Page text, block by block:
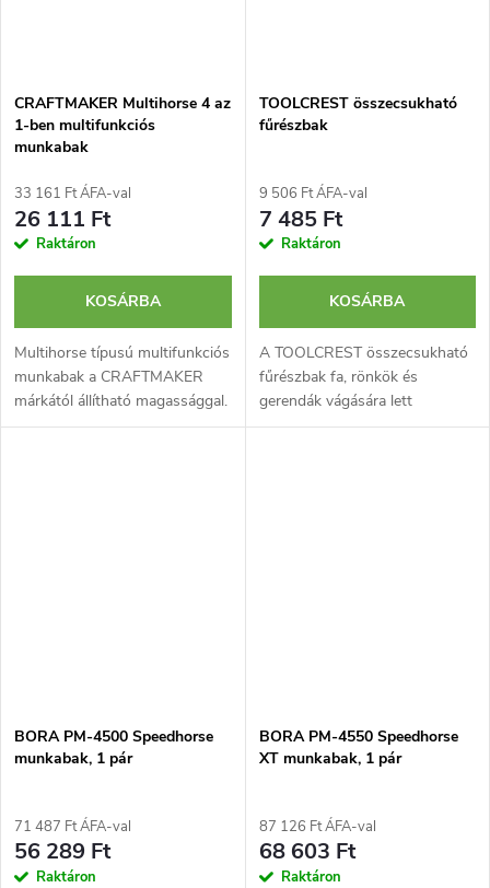
CRAFTMAKER Multihorse 4 az
1-ben multifunkciós
munkabak
33 161 Ft ÁFA-val
26 111 Ft
Raktáron
KOSÁRBA
Multihorse típusú multifunkciós
munkabak a CRAFTMAKER
márkától állítható magassággal.
4 az 1-ben funkció: klasszikus
TOOLCREST összecsukható
fűrészbak
9 506 Ft ÁFA-val
7 485 Ft
Raktáron
KOSÁRBA
A TOOLCREST összecsukható
fűrészbak fa, rönkök és
gerendák vágására lett
tervezve. Horganyzott acélból
BORA PM-4500 Speedhorse
munkabak, 1 pár
71 487 Ft ÁFA-val
56 289 Ft
Raktáron
BORA PM-4550 Speedhorse
XT munkabak, 1 pár
87 126 Ft ÁFA-val
68 603 Ft
Raktáron